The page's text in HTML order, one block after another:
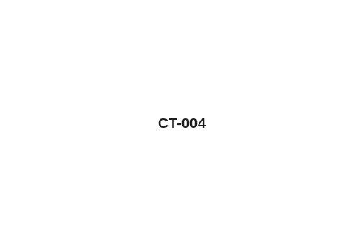
CT-004